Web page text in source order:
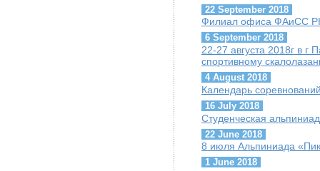
22 September 2018
Филиал офиса ФАиСС
6 September 2018
22-27 августа 2018г в
спортивному
4 August 2018
Календарь
16 July 2018
Студенческая
22 June 2018
8 июля Альпиниада
1 June 2018